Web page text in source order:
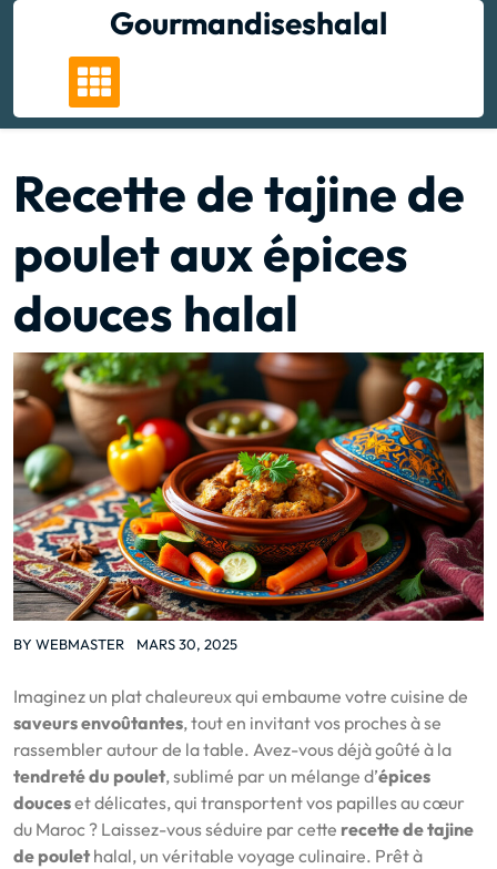
Gourmandiseshalal
Recette de tajine de
poulet aux épices
douces halal
BY WEBMASTER MARS 30, 2025
Imaginez un plat chaleureux qui embaume votre cuisine de
saveurs envoûtantes, tout en invitant vos proches à se
rassembler autour de la table. Avez-vous déjà goûté à la
tendreté du poulet, sublimé par un mélange d’épices
douceset délicates, qui transportent vos papilles au cœur
du Maroc ? Laissez-vous séduire par cette recette de tajine
de poulet halal, un véritable voyage culinaire. Prêt à